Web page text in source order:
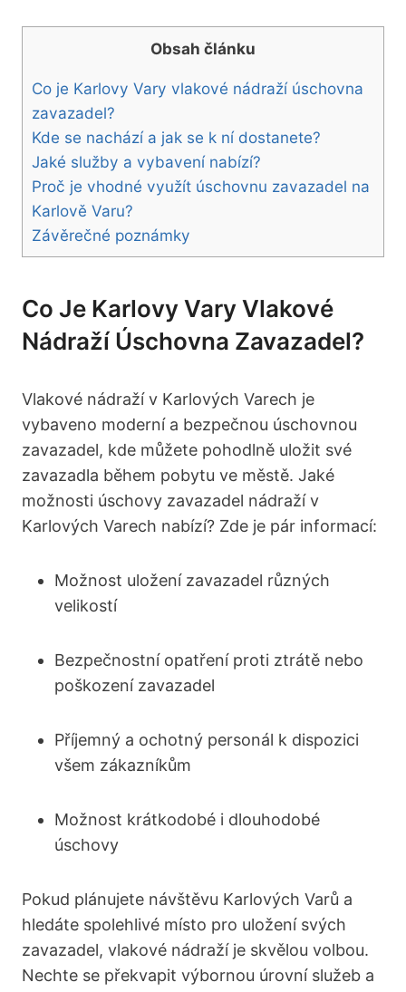
Obsah článku
Co je Karlovy Vary vlakové nádraží úschovna
zavazadel?
Kde se nachází a jak se k ní dostanete?
Jaké služby a vybavení nabízí?
Proč je vhodné využít úschovnu zavazadel na
Karlově Varu?
Závěrečné poznámky
Co Je Karlovy Vary Vlakové
Nádraží Úschovna Zavazadel?
Vlakové nádraží v Karlových Varech je
vybaveno moderní a bezpečnou úschovnou
zavazadel, kde můžete pohodlně uložit své
zavazadla během pobytu ve městě. Jaké
možnosti úschovy zavazadel nádraží v
Karlových Varech nabízí? Zde je pár informací:
Možnost uložení zavazadel různých
velikostí
Bezpečnostní opatření proti ztrátě nebo
poškození zavazadel
Příjemný a ochotný personál k dispozici
všem zákazníkům
Možnost krátkodobé i dlouhodobé
úschovy
Pokud plánujete návštěvu Karlových Varů a
hledáte spolehlivé místo pro uložení svých
zavazadel, vlakové nádraží je skvělou volbou.
Nechte se překvapit výbornou úrovní služeb a